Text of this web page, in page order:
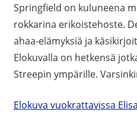
Springfield on kuluneena
rokkarina erikoistehoste.
ahaa-elämyksiä ja
Elokuvalla on hetkensä
Streepin ympärille.
Elokuva vuokrattavissa